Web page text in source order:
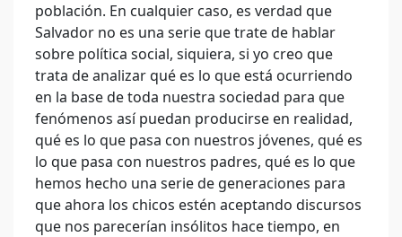
población. En cualquier caso, es verdad que
Salvador no es una serie que trate de hablar
sobre política social, siquiera, si yo creo que
trata de analizar qué es lo que está ocurriendo
en la base de toda nuestra sociedad para que
fenómenos así puedan producirse en realidad,
qué es lo que pasa con nuestros jóvenes, qué es
lo que pasa con nuestros padres, qué es lo que
hemos hecho una serie de generaciones para
que ahora los chicos estén aceptando discursos
que nos parecerían insólitos hace tiempo, en